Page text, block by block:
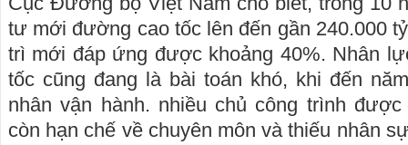
tư mới đường cao tốc lên đến gần 240.000
trì mới đáp ứng được khoảng 40%. Nhân
tốc cũng đang là bài toán khó, khi đến
nhân vận hành. nhiều chủ công trình
còn hạn chế về chuyên môn và thiếu nhân